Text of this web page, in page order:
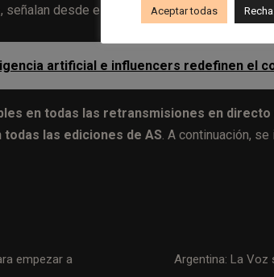
señalan desde el periódico deportivo de Prisa.
artificial e influencers redefinen el
en todas las retransmisiones en
las ediciones de AS. A continuación,
empezar a
Argentina: La Voz
Aceptar todas